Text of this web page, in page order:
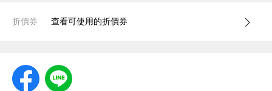
折價券 查看可使用的折價券